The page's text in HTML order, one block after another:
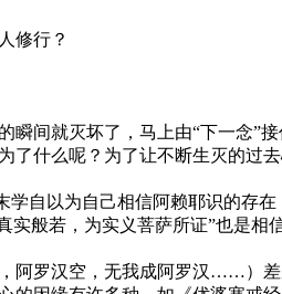
修行？
间就灭坏了，马上由“下一念”接
了什么呢？为了让不断生灭的过
自以为自己相信阿赖耶识的存在
般若，为实义菩萨所证”也是相
阿罗汉空，无我成阿罗汉……）差